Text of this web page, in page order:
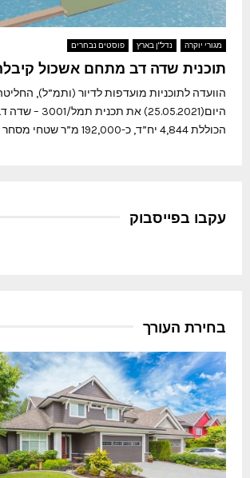
מגורי יוקרה נדל"ן בארץ פוסטים נבחרים
תוכנית שדה דב מתחם אשכול
הוועדה לתוכניות מועדפות לדיור (ותמ”ל),
היום(25.05.2021)
הכוללת 4,844 יח”ד, כ-192,000 מ”ר שטחי מסחר ותעסוקה...
עקבו בפייסבוק
בחירת העורך